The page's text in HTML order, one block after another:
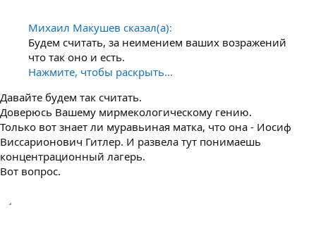
Михаил Макушев сказал(а):
Будем считать, за неимением ваших возражений
что так оно и есть.
Нажмите, чтобы раскрыть...
Давайте будем так считать.
Доверюсь Вашему мирмекологическому гению.
Только вот знает ли муравьиная матка, что она - Иосиф
Виссарионович Гитлер. И развела тут понимаешь
концентрационный лагерь.
Вот вопрос.